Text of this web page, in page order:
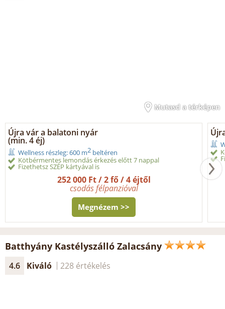
Mutasd a térképen
Újra vár a balatoni nyár
(min. 4 éj)
Wellness részleg: 600 m2 beltéren
Kötbérmentes lemondás érkezés előtt 7 nappal
Fizethetsz SZÉP kártyával is
252 000 Ft / 2 fő / 4 éjtől
csodás félpanzióval
Megnézem >>
Batthyány Kastélyszálló Zalacsány
4.6 Kiváló 228 értékelés